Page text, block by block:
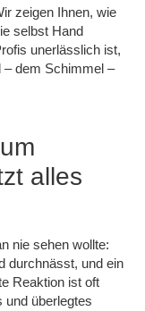
zeigen Ihnen, wie
selbst Hand
unerlässlich ist,
– dem Schimmel –
alles
nie sehen wollte:
durchnässt, und ein
Reaktion ist oft
und überlegtes